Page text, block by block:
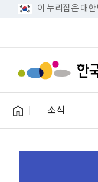
이 누리집은 대
소식